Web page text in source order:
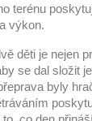
terénu
výkon.
děti je nejen
se dal složit
byly